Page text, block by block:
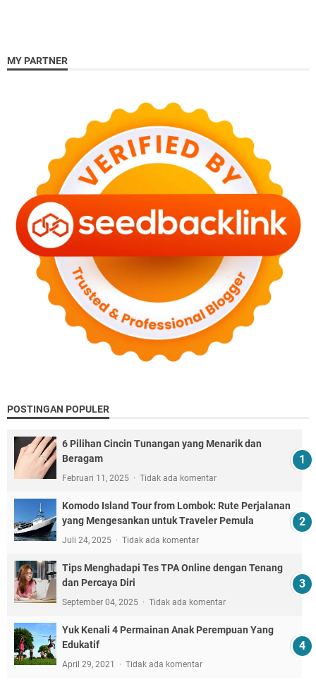
MY PARTNER
POSTINGAN POPULER
6 Pilihan Cincin Tunangan yang Menarik dan
Beragam
Februari 11, 2025 Tidak ada komentar
Komodo Island Tour from Lombok: Rute Perjalanan
yang Mengesankan untuk Traveler Pemula
Juli 24, 2025 Tidak ada komentar
Tips Menghadapi Tes TPA Online dengan Tenang
dan Percaya Diri
September 04, 2025 Tidak ada komentar
Yuk Kenali 4 Permainan Anak Perempuan Yang
Edukatif
April 29, 2021 Tidak ada komentar